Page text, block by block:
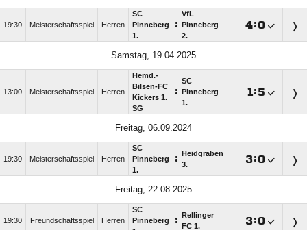
19:30 Meisterschaftsspiel Herren
SC
Pinneberg
1.
:
VfL
Pinneberg
2.
:
Samstag, 19.04.2025
13:00 Meisterschaftsspiel Herren
Hemd.-
Bilsen-FC
Kickers 1.
SG
:
SC
Pinneberg
1.
:
Freitag, 06.09.2024
19:30 Meisterschaftsspiel Herren
SC
Pinneberg
1.
:
Heidgraben
3.
:
Freitag, 22.08.2025
19:30 Freundschaftsspiel Herren
SC
Pinneberg
:
Rellinger
FC 1.
: